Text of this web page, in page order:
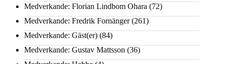
Medverkande: Florian Lindbom Ohara (72)
Medverkande: Fredrik Fornänger(261)
Medverkande: Gäst(er) (84)
Medverkande: Gustav Mattsson (36)